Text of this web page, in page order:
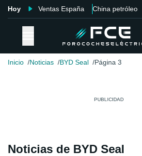
Hoy Ventas España China petróleo
Inicio Noticias BYD Seal Página 3
Noticias de BYD Seal